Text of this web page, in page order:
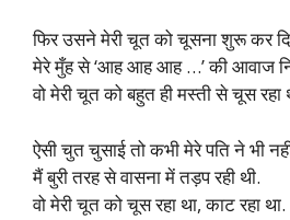
फिर उसने मेरी चूत को चूसना शुरू कर
मेरे मुँह से ‘आह आह आह …’ की आवाज
वो मेरी चूत को बहुत ही मस्ती से चूस रहा
ऐसी चुत चुसाई तो कभी मेरे पति ने भी
मैं बुरी तरह से वासना में तड़प रही थी.
वो मेरी चूत को चूस रहा था, काट रहा था.